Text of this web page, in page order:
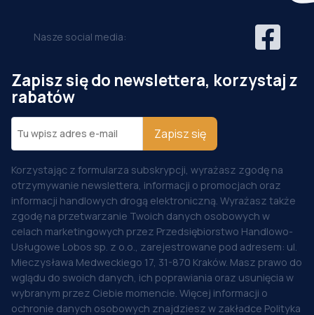
Nasze social media:
Zapisz się do newslettera, korzystaj z
rabatów
Zapisz się
Korzystając z formularza subskrypcji, wyrażasz zgodę na
otrzymywanie newslettera, informacji o promocjach oraz
informacji handlowych drogą elektroniczną. Wyrażasz także
zgodę na przetwarzanie Twoich danych osobowych w
celach marketingowych przez Przedsiębiorstwo Handlowo-
Usługowe Lobos sp. z o.o., zarejestrowane pod adresem: ul.
Mieczysława Medweckiego 17, 31-870 Kraków. Masz prawo do
wglądu do swoich danych, ich poprawiania oraz usunięcia w
wybranym przez Ciebie momencie. Więcej informacji o
ochronie danych osobowych znajdziesz w zakładce Polityka